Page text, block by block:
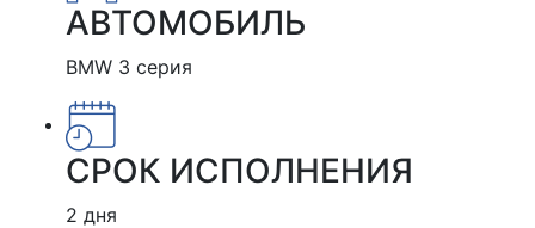
АВТОМОБИЛЬ
BMW 3 серия
СРОК ИСПОЛНЕНИЯ
2 дня